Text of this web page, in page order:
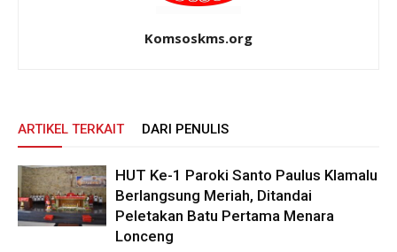
Komsoskms.org
ARTIKEL TERKAIT DARI PENULIS
HUT Ke-1 Paroki Santo Paulus Klamalu
Berlangsung Meriah, Ditandai
Peletakan Batu Pertama Menara
Lonceng